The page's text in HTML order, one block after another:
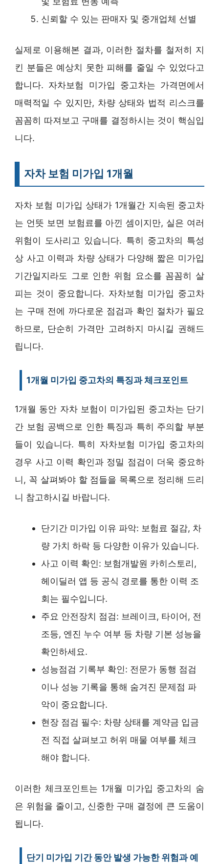
신뢰할 수 있는 판매자 및 중개업체 선별
실제로 이용해본 결과, 이러한 절차를 철저히 지
킨 분들은 예상치 못한 피해를 줄일 수 있었다고
합니다. 자차보험 미가입 중고차는 가격면에서
매력적일 수 있지만, 차량 상태와 법적 리스크를
꼼꼼히 따져보고 구매를 결정하시는 것이 핵심입
니다.
자차 보험 미가입 1개월
자차 보험 미가입 상태가 1개월간 지속된 중고차
는 언뜻 보면 보험료를 아낀 셈이지만, 실은 여러
위험이 도사리고 있습니다. 특히 중고차의 특성
상 사고 이력과 차량 상태가 다양해 짧은 미가입
기간일지라도 그로 인한 위험 요소를 꼼꼼히 살
피는 것이 중요합니다. 자차보험 미가입 중고차
는 구매 전에 까다로운 점검과 확인 절차가 필요
하므로, 단순히 가격만 고려하지 마시길 권해드
립니다.
1개월 미가입 중고차의 특징과 체크포인트
1개월 동안 자차 보험이 미가입된 중고차는 단기
간 보험 공백으로 인한 특징과 특히 주의할 부분
들이 있습니다. 특히 자차보험 미가입 중고차의
경우 사고 이력 확인과 정밀 점검이 더욱 중요하
니, 꼭 살펴봐야 할 점들을 목록으로 정리해 드리
니 참고하시길 바랍니다.
단기간 미가입 이유 파악: 보험료 절감, 차
량 가치 하락 등 다양한 이유가 있습니다.
사고 이력 확인: 보험개발원 카히스토리,
헤이딜러 앱 등 공식 경로를 통한 이력 조
회는 필수입니다.
주요 안전장치 점검: 브레이크, 타이어, 전
조등, 엔진 누수 여부 등 차량 기본 성능을
확인하세요.
성능점검 기록부 확인: 전문가 동행 점검
이나 성능 기록을 통해 숨겨진 문제점 파
악이 중요합니다.
현장 점검 필수: 차량 상태를 계약금 입금
전 직접 살펴보고 허위 매물 여부를 체크
해야 합니다.
이러한 체크포인트는 1개월 미가입 중고차의 숨
은 위험을 줄이고, 신중한 구매 결정에 큰 도움이
됩니다.
단기 미가입 기간 동안 발생 가능한 위험과 예